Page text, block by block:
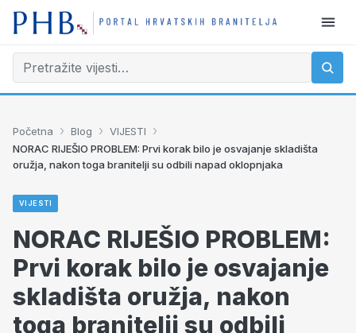
Početna › Blog › VIJESTI ›
NORAC RIJEŠIO PROBLEM: Prvi korak bilo je osvajanje skladišta
oružja, nakon toga branitelji su odbili napad oklopnjaka
VIJESTI
NORAC RIJEŠIO PROBLEM:
Prvi korak bilo je osvajanje
skladišta oružja, nakon
toga branitelji su odbili